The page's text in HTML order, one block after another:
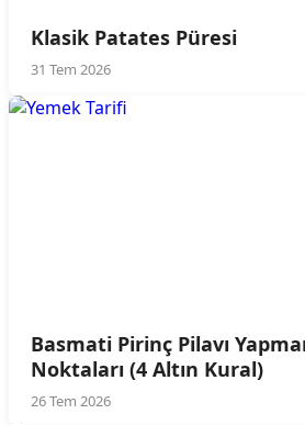
Klasik Patates Püresi
31 Tem 2026
Basmati Pirinç Pilavı
Noktaları (4 Altın Kural)
26 Tem 2026